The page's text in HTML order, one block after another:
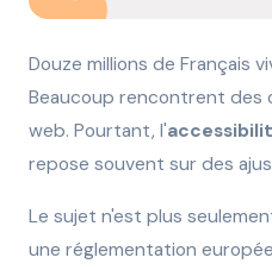
Douze millions de Français
Beaucoup rencontrent des
web. Pourtant, l'
repose souvent sur des
Le sujet n'est plus
une réglementation